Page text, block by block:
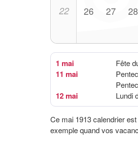
22 26 27 28
1 mai Fête
11 mai
12 mai Lundi
Ce mai 1913 calendrier
exemple quand vos